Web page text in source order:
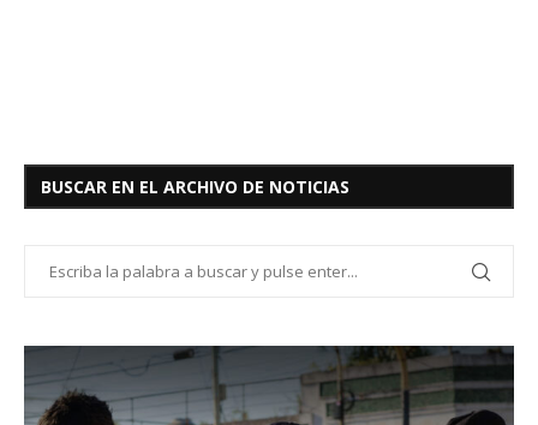
BUSCAR EN EL ARCHIVO DE NOTICIAS